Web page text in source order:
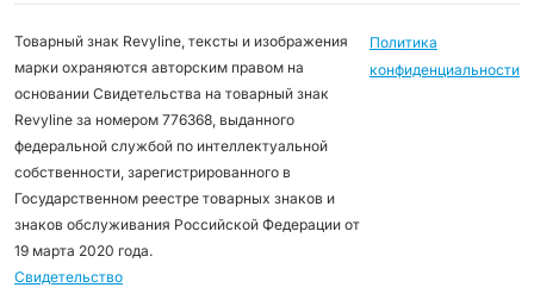
Товарный знак Revyline, тексты и изображения
марки охраняются авторским правом на
основании Свидетельства на товарный знак
Revyline за номером 776368, выданного
федеральной службой по интеллектуальной
собственности, зарегистрированного в
Государственном реестре товарных знаков и
знаков обслуживания Российской Федерации от
19 марта 2020 года.
Свидетельство
Политика
конфиденциальности